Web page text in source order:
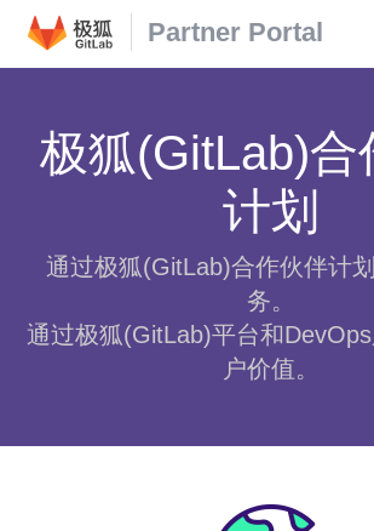
Partner Portal
极狐(GitLab)合
计划
通过极狐(GitLab)合作伙伴计
务。
通过极狐(GitLab)平台和
户价值。